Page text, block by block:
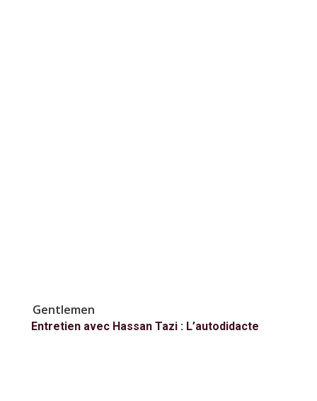
Gentlemen
Entretien avec Hassan Tazi : L’autodidacte